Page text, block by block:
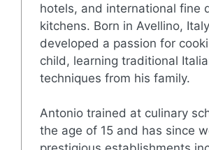
hotels, and international fine
kitchens. Born in Avellino,
developed a passion for
child, learning traditional
techniques from his family.
Antonio trained at culinary
the age of 15 and has since